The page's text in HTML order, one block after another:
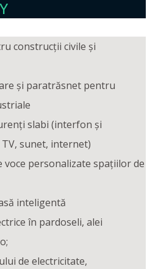
construcții civile și
și paratrăsnet pentru
slabi (interfon și
sunet, internet)
voce personalizate spațiilor de
inteligentă
în pardoseli, alei
de electricitate,